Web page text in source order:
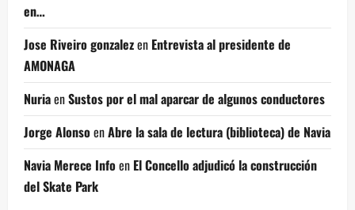
en…
Jose Riveiro gonzalezen Entrevista al presidente de
AMONAGA
NuriaenSustos por el mal aparcar de algunos conductores
Jorge AlonsoenAbre la sala de lectura (biblioteca) de Navia
Navia Merece Infoen El Concello adjudicó la construcción
del Skate Park